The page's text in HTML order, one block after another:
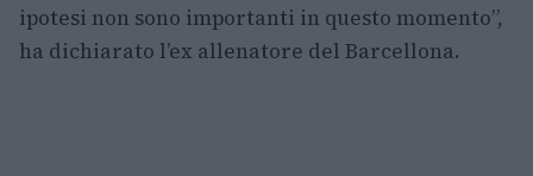
ipotesi non sono importanti in questo momento”,
ha dichiarato l’ex allenatore del Barcellona.